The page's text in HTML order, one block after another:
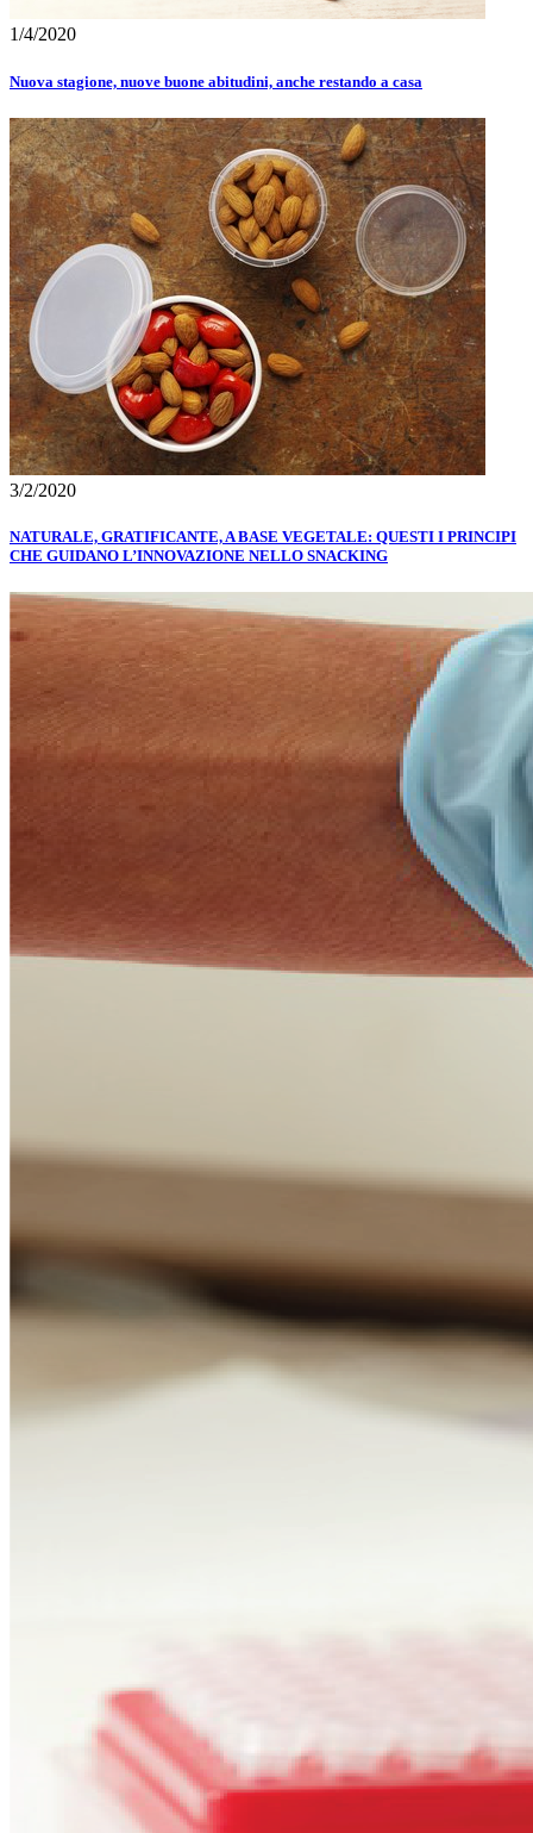
1/4/2020
Nuova stagione, nuove buone abitudini, anche restando a casa
3/2/2020
NATURALE, GRATIFICANTE, A BASE VEGETALE: QUESTI I PRINCIPI
CHE GUIDANO L’INNOVAZIONE NELLO SNACKING